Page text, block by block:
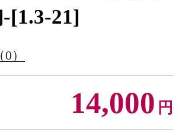
[1.3-21]
（0）
14,000 円